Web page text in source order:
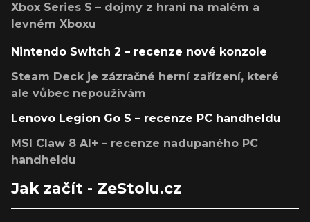
Xbox Series S – dojmy z hraní na malém a
levném Xboxu
Nintendo Switch 2 – recenze nové konzole
Steam Deck je zázračné herní zařízení, které
ale vůbec nepoužívám
Lenovo Legion Go S – recenze PC handheldu
MSI Claw 8 AI+ – recenze nadupaného PC
handheldu
Jak začít - ZeStolu.cz